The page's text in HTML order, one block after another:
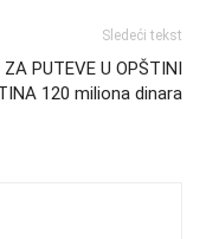
Sledeći tekst
ZA PUTEVE U OPŠTINI
120 miliona dinara